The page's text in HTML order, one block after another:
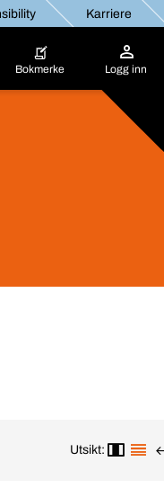
Karriere
Bokmerke Logg inn
Utsikt: